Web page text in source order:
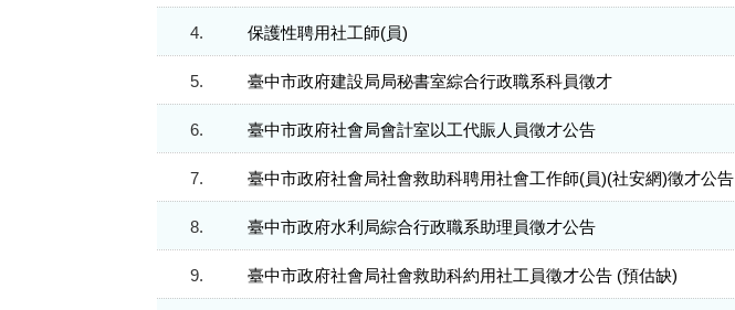
4. 保護性聘用社工師(員)
5. 臺中市政府建設局局秘書室綜合行政職系科員徵才
6. 臺中市政府社會局會計室以工代賑人員徵才公告
7. 臺中市政府社會局社會救助科聘用社會工作師(員)(社安網)徵才公告
8. 臺中市政府水利局綜合行政職系助理員徵才公告
9. 臺中市政府社會局社會救助科約用社工員徵才公告 (預估缺)